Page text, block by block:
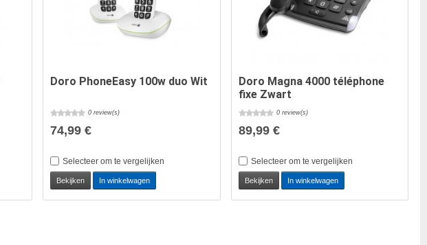
Doro PhoneEasy 100w duo Wit
0 review(s)
74,99 €
Selecteer om te vergelijken
Bekijken In winkelwagen
Doro Magna 4000 téléphone
fixe Zwart
0 review(s)
89,99 €
Selecteer om te vergelijken
Bekijken In winkelwagen